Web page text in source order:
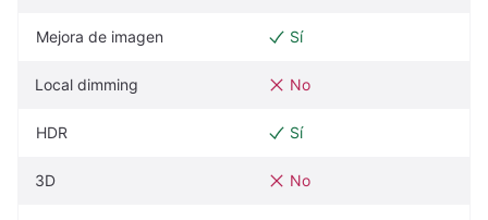
Mejora de imagen Sí
Local dimming No
HDR Sí
3D No